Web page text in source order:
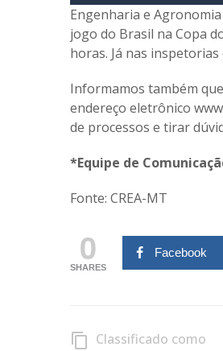
Engenharia e
jogo do Brasil na Copa
horas. Já nas
Informamos também
endereço eletrônico
de processos e tirar
*Equipe de
Fonte: CREA-MT
0
SHARES
Facebook
content_copy Classificado como